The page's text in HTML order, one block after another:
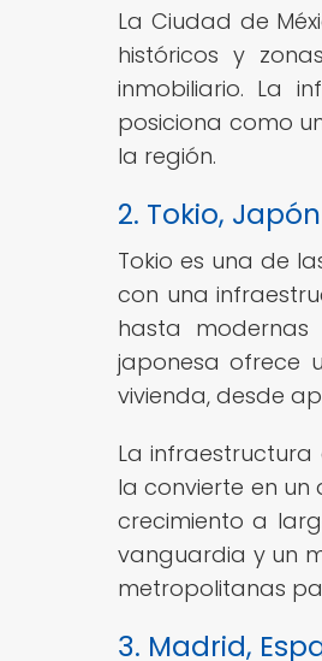
La Ciudad de
históricos y
inmobiliario. La
posiciona como
la región.
2. Tokio, Japón
Tokio es una de
con una
hasta modernas
japonesa ofrece
vivienda, desde
La
la convierte en
crecimiento a
vanguardia y un
metropolitanas
3. Madrid,